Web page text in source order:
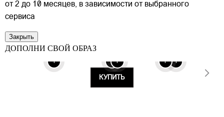
от 2 до 10 месяцев, в зависимости от выбранного
сервиса
Закрыть
ДОПОЛНИ СВОЙ ОБРАЗ
+
+ + + +
КУПИТЬ